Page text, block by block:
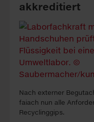
akkreditiert
Nach ex­ter­ner
faiach nun alle
Re­cyc­ling­gips.